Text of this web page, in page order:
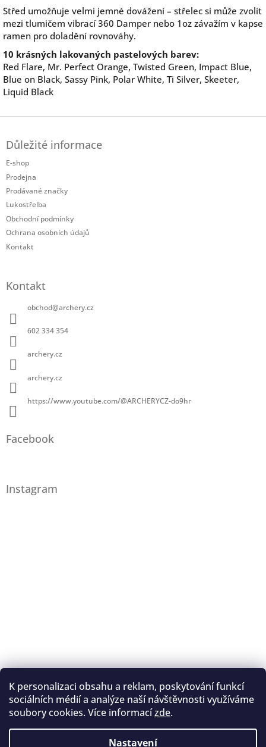
K personalizaci obsahu a reklam, poskytování funkcí
sociálních médií a analýze naší návštěvnosti využíváme
soubory cookies. Více informacízde.
Nastavení
Střed umožňuje velmi jemné dovážení – střelec si může zvolit
mezi tlumičem vibrací 360 Damper nebo 1oz závažím v kapse
ramen pro doladění rovnováhy.
10 krásných lakovaných pastelových barev:
Red Flare, Mr. Perfect Orange, Twisted Green, Impact Blue,
Blue on Black, Sassy Pink, Polar White, Ti Silver, Skeeter,
Liquid Black
Důležité informace
E-shop
Prodejna
Prodávané značky
Lukostřelba
Obchodní podmínky
Ochrana osobních údajů
Kontakt
Kontakt
obchod@archery.cz
602 334 354
archery.cz
archery.cz
https://www.youtube.com/@ARCHERYCZ-do9hr
Facebook
Instagram
Sledovat na Instagramu
Registrace na lukostřelbu
I. Královský lukostřelecký klub
Český lukostřelecký svaz